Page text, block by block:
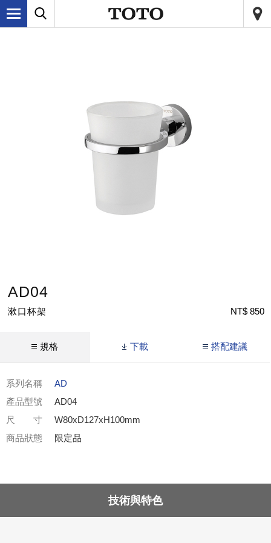
AD04
漱口杯架 NT$ 850
規格 下載 搭配建議
系列名稱
AD
產品型號
AD04
尺 寸
W80xD127xH100mm
商品狀態
限定品
技術與特色